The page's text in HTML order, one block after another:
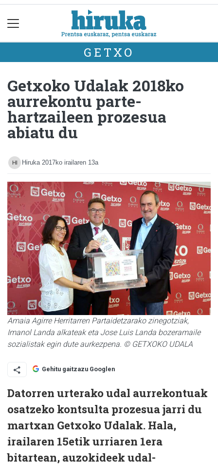
GETXO
Getxoko Udalak 2018ko
aurrekontu parte-
hartzaileen prozesua
abiatu du
Hiruka 2017ko irailaren 13a
Amaia Agirre Herritarren Partaidetzarako zinegotziak,
Imanol Landa alkateak eta Jose Luis Landa bozeramaile
sozialistak egin dute aurkezpena. © GETXOKO UDALA
Gehitu gaitzazu Googlen
Datorren urterako udal aurrekontuak
osatzeko kontsulta prozesua jarri du
martxan Getxoko Udalak. Hala,
irailaren 15etik urriaren 1era
bitartean, auzokideek udal-